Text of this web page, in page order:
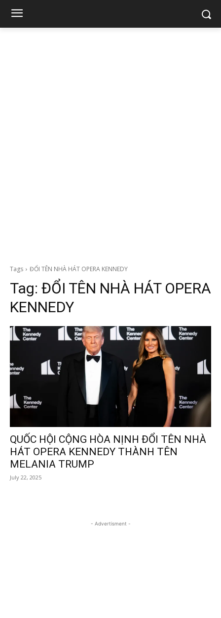
Tags ĐỔI TÊN NHÀ HÁT OPERA KENNEDY
Tag: ĐỔI TÊN NHÀ HÁT OPERA
KENNEDY
QUỐC HỘI CỘNG HÒA NỊNH ĐỔI TÊN NHÀ
HÁT OPERA KENNEDY THÀNH TÊN
MELANIA TRUMP
July 22, 2025
- Advertisment -